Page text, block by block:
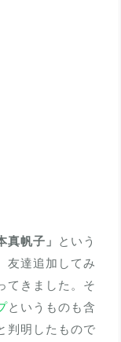
真帆子」 という
友達追加してみ
てきました。そ
というものも含
判明したもので